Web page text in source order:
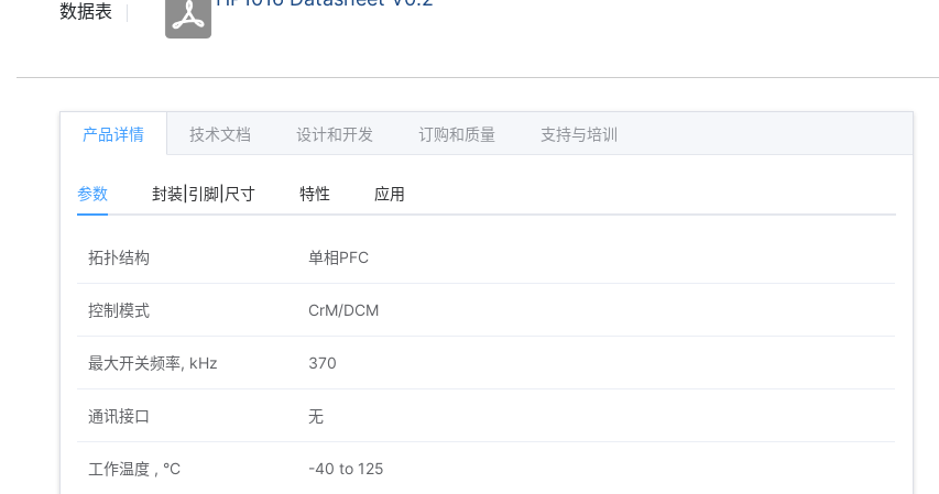
数据表
产品详情 技术文档 设计和开发 订购和质量 支持与培训
参数 封装|引脚|尺寸 特性 应用
拓扑结构 单相PFC
控制模式 CrM/DCM
最大开关频率, kHz 370
通讯接口 无
工作温度 , °C -40 to 125